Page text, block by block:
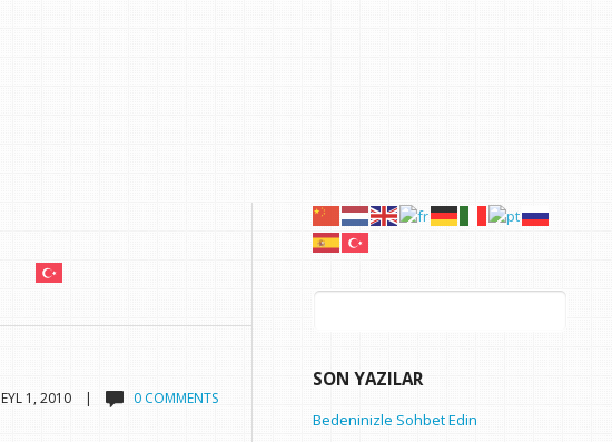
EYL 1, 2010 | 0 COMMENTS
Arama:
SON YAZILAR
Bedeninizle Sohbet Edin